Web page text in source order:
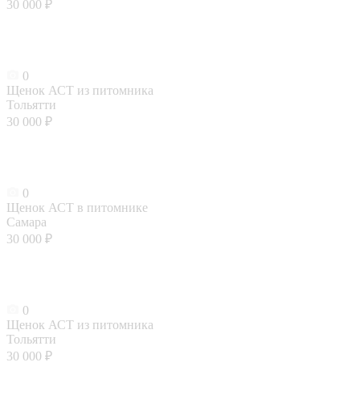
30 000 ₽
0
Щенок АСТ из питомника
Тольятти
30 000 ₽
0
Щенок АСТ в питомнике
Самара
30 000 ₽
0
Щенок АСТ из питомника
Тольятти
30 000 ₽